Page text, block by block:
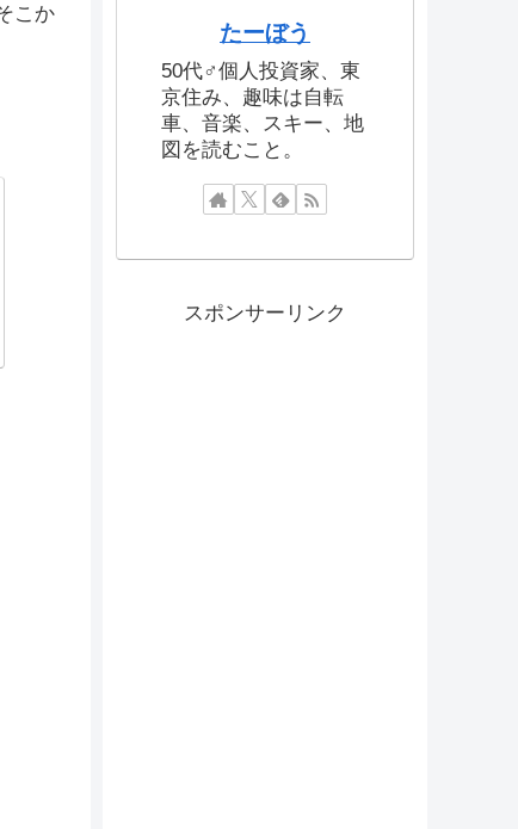
こか
たーぼう
50代♂個人投資家、東
京住み、趣味は自転
車、音楽、スキー、地
図を読むこと。
スポンサーリンク